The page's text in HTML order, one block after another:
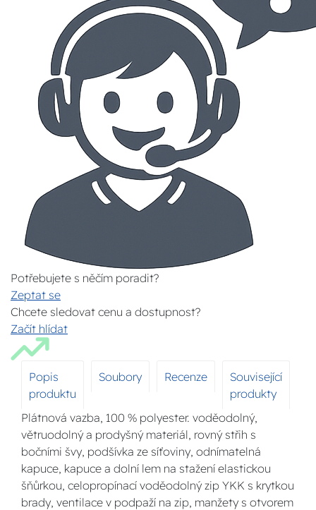
Potřebujete s něčím poradit?
Zeptat se
Chcete sledovat cenu a dostupnost?
Začít hlídat
Popis
produktu
Soubory Recenze
Související
produkty
Plátnová vazba, 100 % polyester. voděodolný,
větruodolný a prodyšný materiál, rovný střih s
bočními švy, podšívka ze síťoviny, odnímatelná
kapuce, kapuce a dolní lem na stažení elastickou
šňůrkou, celopropínací voděodolný zip YKK s krytkou
brady, ventilace v podpaží na zip, manžety s otvorem